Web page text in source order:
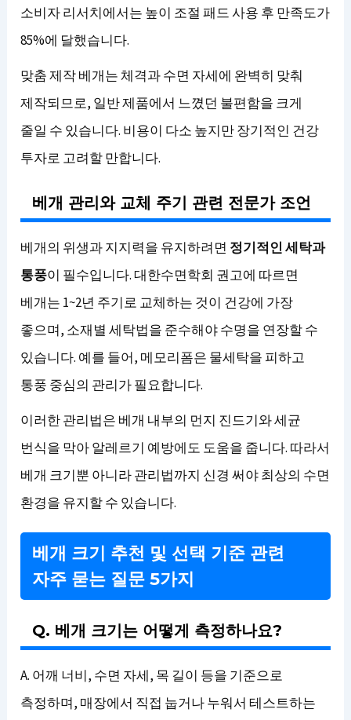
소비자 리서치에서는 높이 조절 패드 사용 후 만족도가
85%에 달했습니다.
맞춤 제작 베개는 체격과 수면 자세에 완벽히 맞춰
제작되므로, 일반 제품에서 느꼈던 불편함을 크게
줄일 수 있습니다. 비용이 다소 높지만 장기적인 건강
투자로 고려할 만합니다.
베개 관리와 교체 주기 관련 전문가 조언
베개의 위생과 지지력을 유지하려면 정기적인 세탁과
통풍이 필수입니다. 대한수면학회 권고에 따르면
베개는 1~2년 주기로 교체하는 것이 건강에 가장
좋으며, 소재별 세탁법을 준수해야 수명을 연장할 수
있습니다. 예를 들어, 메모리폼은 물세탁을 피하고
통풍 중심의 관리가 필요합니다.
이러한 관리법은 베개 내부의 먼지 진드기와 세균
번식을 막아 알레르기 예방에도 도움을 줍니다. 따라서
베개 크기뿐 아니라 관리법까지 신경 써야 최상의 수면
환경을 유지할 수 있습니다.
베개 크기 추천 및 선택 기준 관련
자주 묻는 질문 5가지
Q. 베개 크기는 어떻게 측정하나요?
A. 어깨 너비, 수면 자세, 목 길이 등을 기준으로
측정하며, 매장에서 직접 눕거나 누워서 테스트하는